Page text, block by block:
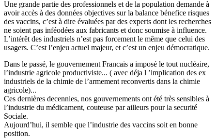
Une grande partie des professionnels et de la population demande à
avoir accès à des données objectives sur la balance bénefice risques
des vaccins, c’est à dire évaluées par des experts dont les recherches
ne soient pas inféodées aux fabricants et donc soumise à influence.
L’intérêt des industriels n’est pas forcement le même que celui des
usagers. C’est l’enjeu actuel majeur, et c’est un enjeu démocratique.
Dans le passé, le gouvernement Francais a imposé le tout nucléaire,
l’industrie agricole productiviste... ( avec déja l ’implication des ex
industriels de la chimie de l’armement reconvertis dans la chimie
agricole)...
Ces dernières decennies, nos gouvernements ont été très sensibles à
l’industrie du médicament, couteuse par ailleurs pour la securité
Sociale.
Aujourd’hui, il semble que l’industrie des vaccins soit en bonne
position.